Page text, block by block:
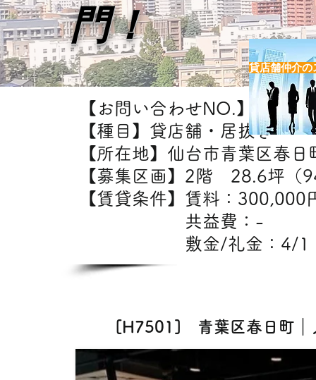
【お問い合わせNO.】H7501
【種目】貸店舗・居抜き
【所在地】仙台市青葉区春日
【募集区画】2階 28.6坪（
【賃貸条件】賃料：
共益費
敷金/礼金：4/1
[H7501] 青葉区春日町｜
門！
貸店舗仲介の